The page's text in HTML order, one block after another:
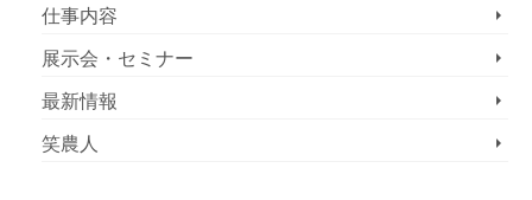
仕事内容
展示会・セミナー
最新情報
笑農人